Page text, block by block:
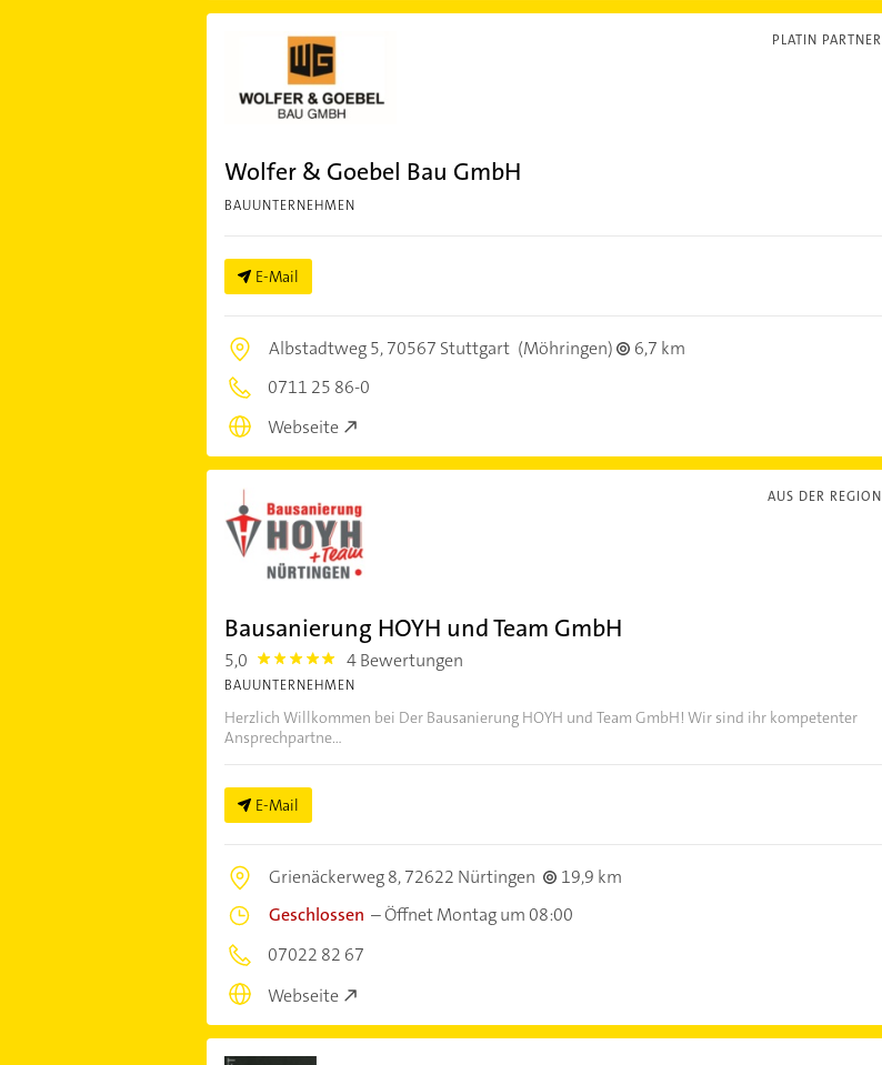
PLATIN PARTNER
Wolfer & Goebel Bau GmbH
BAUUNTERNEHMEN
E-Mail
Albstadtweg 5,70567 Stuttgart (Möhringen)
6,7 km
0711 25 86-0
Webseite
AUS DER REGION
Bausanierung HOYH und Team GmbH
5,0 5.0 4 Bewertungen
BAUUNTERNEHMEN
Herzlich Willkommen bei Der Bausanierung HOYH und Team GmbH! Wir sind ihr kompetenter
Ansprechpartne...
E-Mail
Grienäckerweg 8,72622 Nürtingen
19,9 km
Geschlossen –Öffnet Montag um 08:00
07022 82 67
Webseite